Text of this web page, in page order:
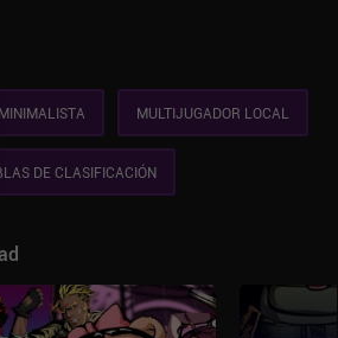
MINIMALISTA MULTIJUGADOR LOCAL
DE CLASIFICACIÓN